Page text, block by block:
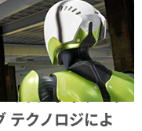
ムのレイ トレーシ
テクノロジによ